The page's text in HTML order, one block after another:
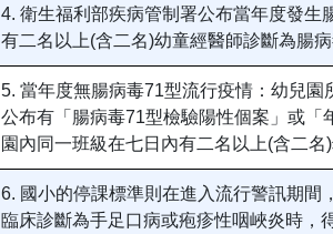
4. 衛生福利部疾病管制署公布當年度發生
有二名以上(含二名)幼童經醫師診斷為腸
5. 當年度無腸病毒71型流行疫情：幼兒
公布有「腸病毒71型檢驗陽性個案」或
園內同一班級在七日內有二名以上(含二
6. 國小的停課標準則在進入流行警訊期間
臨床診斷為手足口病或疱疹性咽峽炎時，